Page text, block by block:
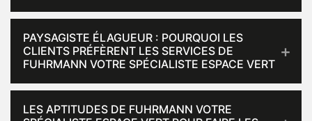
PAYSAGISTE ÉLAGUEUR : POURQUOI LES
CLIENTS PRÉFÈRENT LES SERVICES DE
FUHRMANN VOTRE SPÉCIALISTE ESPACE VERT
LES APTITUDES DE FUHRMANN VOTRE